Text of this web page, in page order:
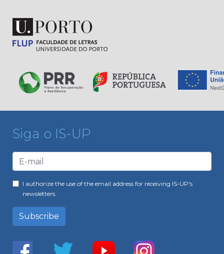
Siga o IS-UP
I authorize the use of the email address for receiving IS-UP's
newsletters.